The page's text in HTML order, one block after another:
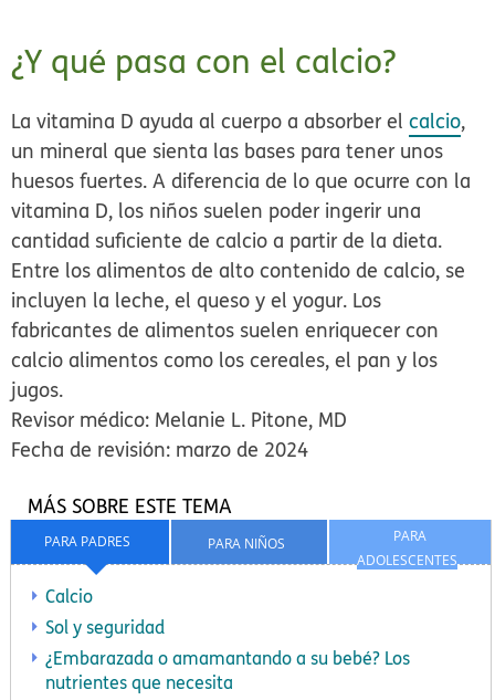
¿Y qué pasa con el calcio?
La vitamina D ayuda al cuerpo a absorber elcalcio,
un mineral que sienta las bases para tener unos
huesos fuertes. A diferencia de lo que ocurre con la
vitamina D, los niños suelen poder ingerir una
cantidad suficiente de calcio a partir de la dieta.
Entre los alimentos de alto contenido de calcio, se
incluyen la leche, el queso y el yogur. Los
fabricantes de alimentos suelen enriquecer con
calcio alimentos como los cereales, el pan y los
jugos.
Revisor médico: Melanie L. Pitone, MD
Fecha de revisión: marzo de 2024
PARA
ADOLESCENTES
PARA NIÑOS
PARA PADRES
MÁS SOBRE ESTE TEMA
Calcio
Sol y seguridad
¿Embarazada o amamantando a su bebé? Los
nutrientes que necesita